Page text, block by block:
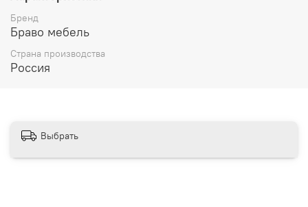
Бренд
Браво мебель
Страна производства
Россия
Выбрать